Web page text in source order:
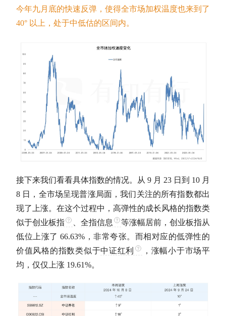
今年九月底的快速反弹，使得全市场加权温度也来到了
40° 以上，处于中低估的区间内。
接下来我们看看具体指数的情况。从 9 月 23 日到 10 月
8 日，全市场呈现普涨局面，我们关注的所有指数都出
现了上涨。在这个过程中，高弹性的成长风格的指数类
似于创业板指 全指信息 等涨幅居前， 创业板指从
低位上涨了 66.63%，非常夸张。而相对应的低弹性的
价值风格的指数类似于中证红利
，涨幅小于市场平
均，仅仅上涨 19.61%。